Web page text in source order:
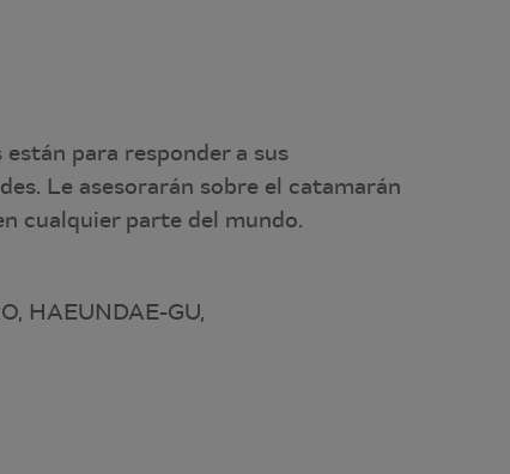
para responder a sus
Le asesorarán sobre el catamarán
cualquier parte del mundo.
HAEUNDAE-GU,